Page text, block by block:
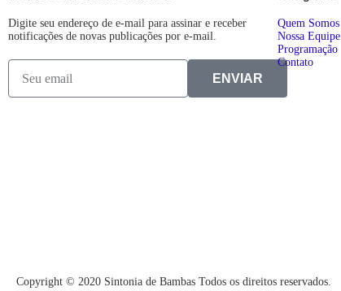
Digite seu endereço de e-mail para assinar e receber
notificações de novas publicações por e-mail.
ENVIAR
Quem Somos
Nossa Equipe
Programação
Contato
Copyright © 2020 Sintonia de Bambas Todos os direitos reservados.